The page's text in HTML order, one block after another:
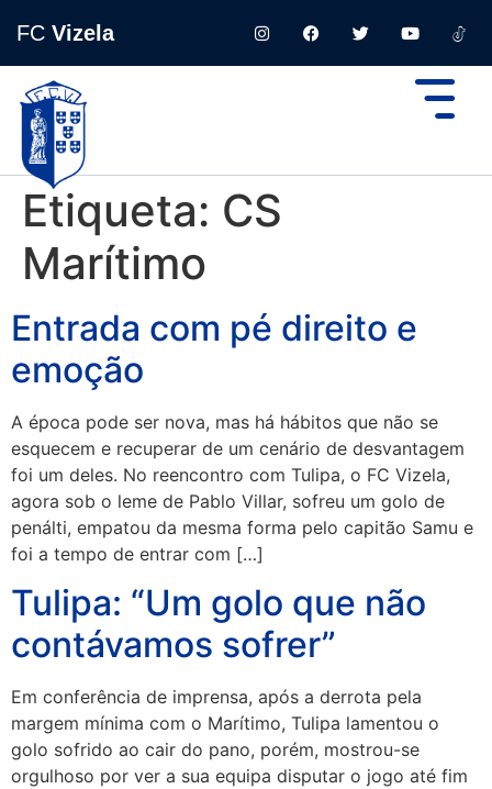
FC Vizela
Etiqueta: CS
Marítimo
Entrada com pé direito e
emoção
A época pode ser nova, mas há hábitos que não se
esquecem e recuperar de um cenário de desvantagem
foi um deles. No reencontro com Tulipa, o FC Vizela,
agora sob o leme de Pablo Villar, sofreu um golo de
penálti, empatou da mesma forma pelo capitão Samu e
foi a tempo de entrar com […]
Tulipa: “Um golo que não
contávamos sofrer”
Em conferência de imprensa, após a derrota pela
margem mínima com o Marítimo, Tulipa lamentou o
golo sofrido ao cair do pano, porém, mostrou-se
orgulhoso por ver a sua equipa disputar o jogo até fim